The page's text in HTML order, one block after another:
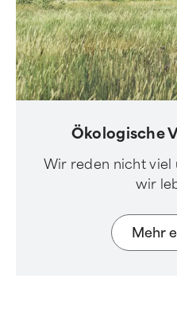
Ökologische
Wir reden nicht viel
wir
Mehr